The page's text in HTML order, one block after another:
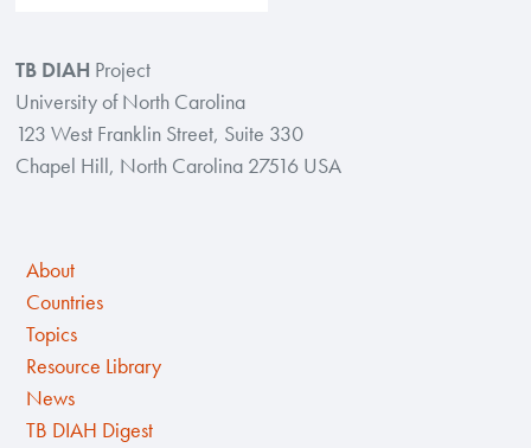
TB DIAH Project
University of North Carolina
123 West Franklin Street, Suite 330
Chapel Hill, North Carolina 27516 USA
About
Countries
Topics
Resource Library
News
TB DIAH Digest